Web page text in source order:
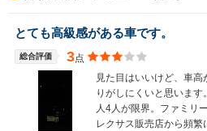
とても高級感がある車です。
総合評価 3点
見た目はいいけど、車
りがしにくいと思いま
人4人が限界。ファミリ
レクサス販売店から頻